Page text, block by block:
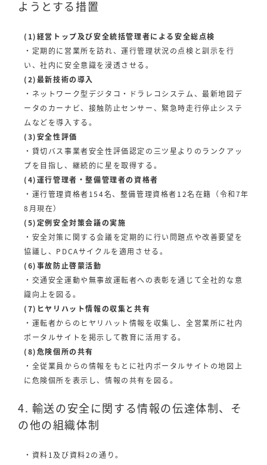
ようとする措置
(1)経営トップ及び安全統括管理者による安全総点検
・定期的に営業所を訪れ、運行管理状況の点検と訓示を行
い、社内に安全意識を浸透させる。
(2)最新技術の導入
・ネットワーク型デジタコ・ドラレコシステム、最新地図デ
ータのカーナビ、接触防止センサー、緊急時走行停止システ
ムなどを導入する。
(3)安全性評価
・貸切バス事業者安全性評価認定の三ツ星よりのランクアッ
プを目指し、継続的に星を取得する。
(4)運行管理者・整備管理者の資格者
・運行管理資格者154名、整備管理資格者12名在籍（令和7年
8月現在）
(5)定例安全対策会議の実施
・安全対策に関する会議を定期的に行い問題点や改善要望を
協議し、PDCAサイクルを適用させる。
(6)事故防止啓蒙活動
・交通安全運動や無事故運転者への表彰を通じて全社的な意
識向上を図る。
(7)ヒヤリハット情報の収集と共有
・運転者からのヒヤリハット情報を収集し、全営業所に社内
ポータルサイトを掲示して教育に活用する。
(8)危険個所の共有
・全従業員からの情報をもとに社内ポータルサイトの地図上
に危険個所を表示し、情報の共有を図る。
4. 輸送の安全に関する情報の伝達体制、そ
の他の組織体制
・資料1及び資料2の通り。